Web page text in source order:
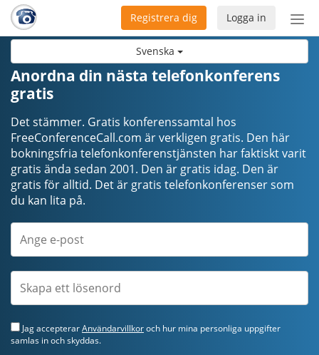
Svenska
Logga in
Registrera dig
Anordna din nästa telefonkonferens
gratis
Det stämmer. Gratis konferenssamtal hos
FreeConferenceCall.com är verkligen gratis. Den här
bokningsfria telefonkonferenstjänsten har faktiskt varit
gratis ända sedan 2001. Den är gratis idag. Den är
gratis för alltid. Det är gratis telefonkonferenser som
du kan lita på.
Jag accepterarAnvändarvillkoroch hur mina personliga uppgifter
samlas in och skyddas.